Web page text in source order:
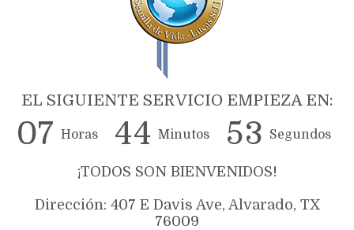
EL SIGUIENTE SERVICIO EMPIEZA EN:
07 Horas 44 Minutos 52 Segundos
¡TODOS SON BIENVENIDOS!
Dirección: 407 E Davis Ave, Alvarado, TX
76009